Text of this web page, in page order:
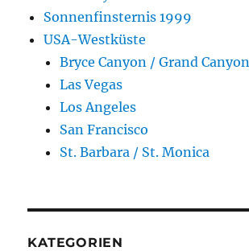
Sonnenfinsternis 1999
USA-Westküste
Bryce Canyon / Grand Canyon
Las Vegas
Los Angeles
San Francisco
St. Barbara / St. Monica
KATEGORIEN